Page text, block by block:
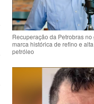
Recuperação da Petrobras
marca histórica de refino e
petróleo